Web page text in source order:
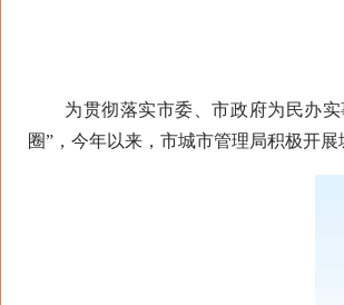
为贯彻落实市委、市政府为民办实
圈”，今年以来，市城市管理局积极开